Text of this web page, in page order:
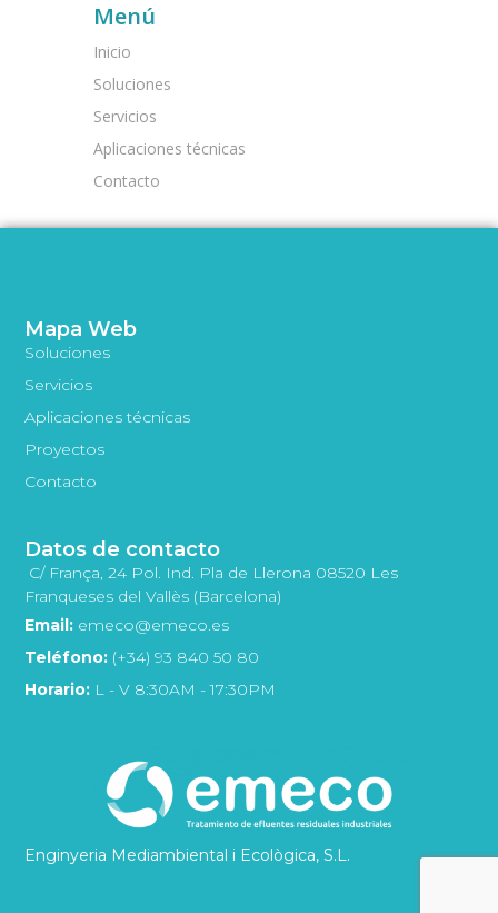
Menú
Inicio
Soluciones
Servicios
Aplicaciones técnicas
Contacto
Enginyeria Mediambiental i Ecològica, S.L.
Mapa Web
Soluciones
Servicios
Aplicaciones técnicas
Proyectos
Contacto
Datos de contacto
C/ França, 24 Pol. Ind. Pla de Llerona 08520 Les
Franqueses del Vallès (Barcelona)
Email: emeco@emeco.es
Teléfono: (+34) 93 840 50 80
Horario: L - V 8:30AM - 17:30PM